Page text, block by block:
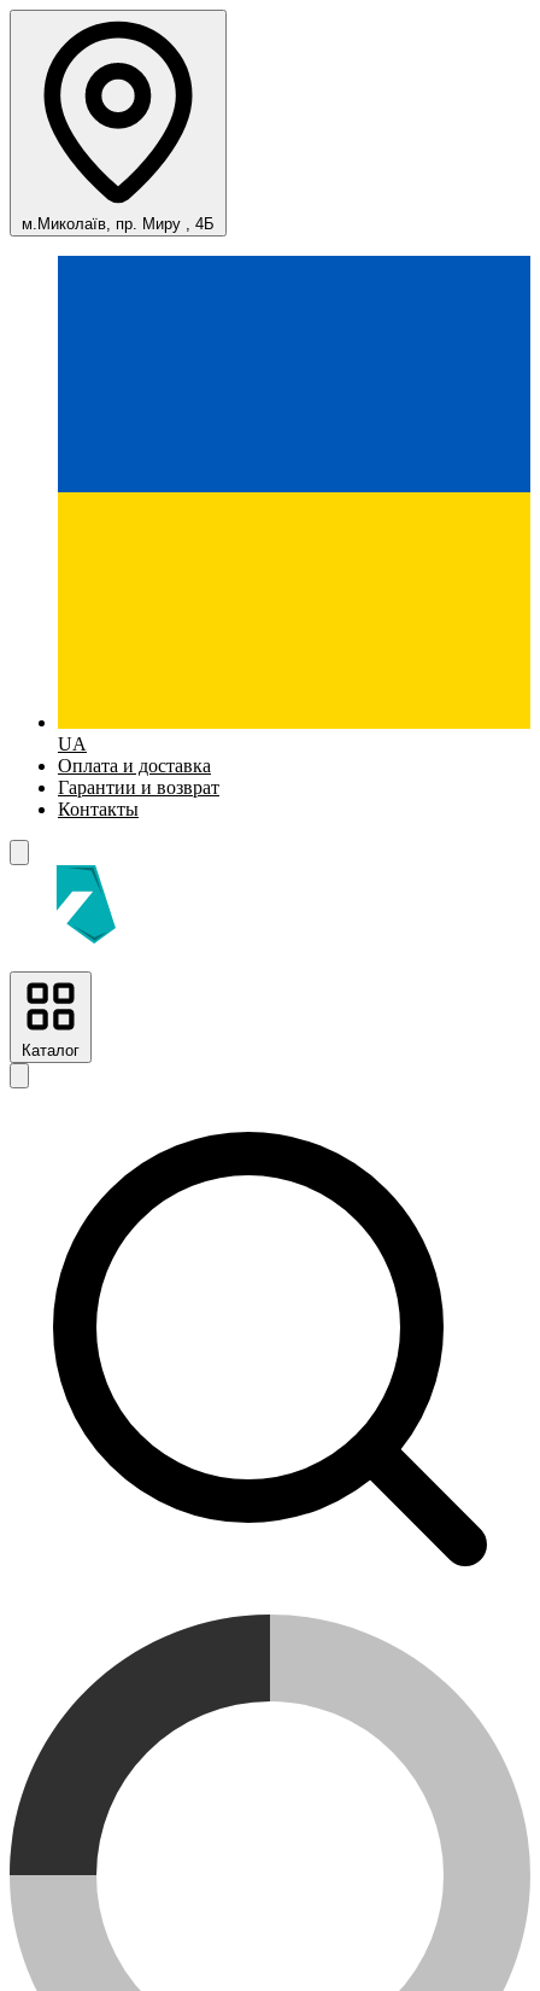
м.Миколаїв, пр. Миру , 4Б
UA
Оплата и доставка
Гарантии и возврат
Контакты
Каталог